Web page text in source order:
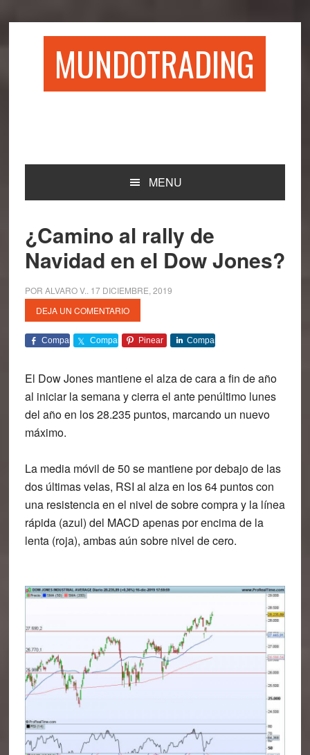
MUNDOTRADING
MENU
¿Camino al rally de
Navidad en el Dow Jones?
POR ALVARO V. 17 DICIEMBRE, 2019
DEJA UN COMENTARIO
Comparte Comparte Pinear Comparte
El Dow Jonesmantiene el alza de cara a fin de año
al iniciar la semana y cierra el ante penúltimo lunes
del año en los 28.235 puntos, marcando un nuevo
máximo.
La media móvil de 50 se mantiene por debajo de las
dos últimas velas, RSI al alza en los 64 puntos con
una resistencia en el nivel de sobre compra y la línea
rápida (azul) del MACD apenas por encima de la
lenta (roja), ambas aún sobre nivel de cero.